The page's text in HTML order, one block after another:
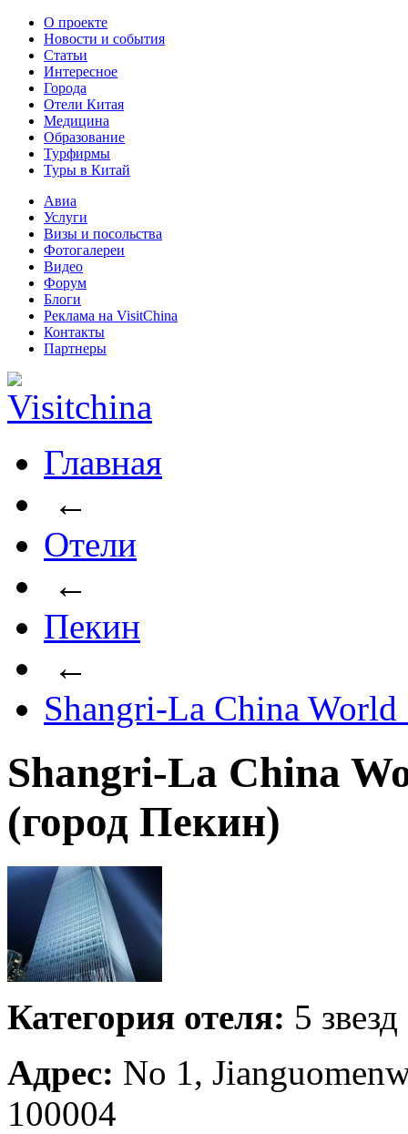
О проекте
Новости и события
Статьи
Интересное
Города
Отели Китая
Медицина
Образование
Турфирмы
Туры в Китай
Авиа
Услуги
Визы и посольства
Фотогалереи
Видео
Форум
Блоги
Реклама на VisitChina
Контакты
Партнеры
Главная
←
Отели
←
Пекин
←
Shangri-La China
Shangri-La China
(город Пекин)
Категория отеля: 5 звезд
Адрес: No 1,
100004